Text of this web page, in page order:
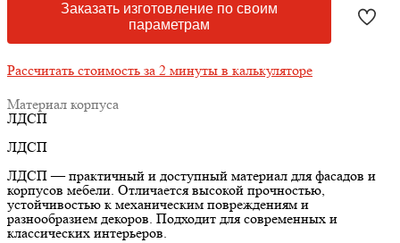
Заказать изготовление по своим
параметрам
Рассчитать стоимость за 2 минуты в калькуляторе
Материал корпуса
ЛДСП
ЛДСП
ЛДСП — практичный и доступный материал для фасадов и
корпусов мебели. Отличается высокой прочностью,
устойчивостью к механическим повреждениям и
разнообразием декоров. Подходит для современных и
классических интерьеров.